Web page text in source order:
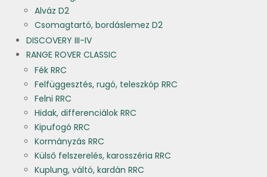
Alváz D2
Csomagtartó, bordáslemez D2
DISCOVERY III-IV
RANGE ROVER CLASSIC
Fék RRC
Felfüggesztés, rugó, teleszkóp RRC
Felni RRC
Hidak, differenciálok RRC
Kipufogó RRC
Kormányzás RRC
Külső felszerelés, karosszéria RRC
Kuplung, váltó, kardán RRC